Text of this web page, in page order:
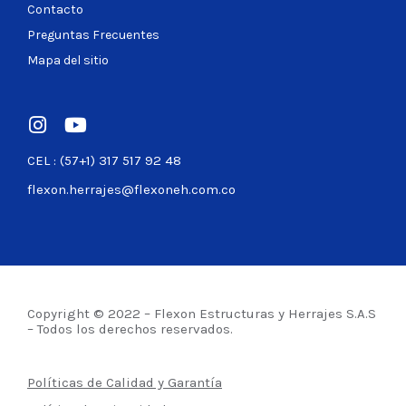
CEL : (57+1) 317 517 92 48
flexon.herrajes@flexoneh.com.co
Contacto
Preguntas Frecuentes
Mapa del sitio
Copyright © 2022 – Flexon Estructuras y Herrajes S.A.S
– Todos los derechos reservados.
Políticas de Calidad y Garantía